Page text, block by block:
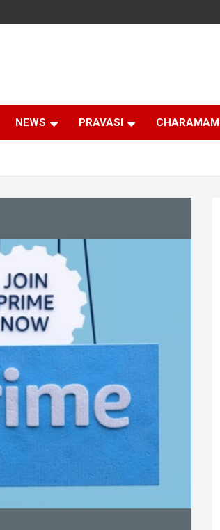
NEWS PRAVASI CHARAMAM